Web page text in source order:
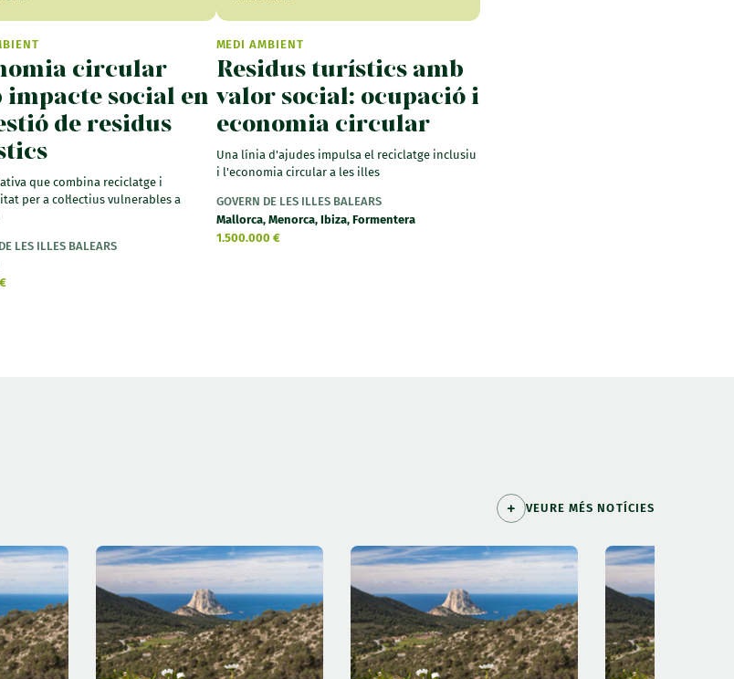
circular
impacte social en
de residus
que combina reciclatge i
per a col·lectius vulnerables a
LES ILLES BALEARS
MEDI AMBIENT
Residus turístics amb
valor social: ocupació i
economia circular
Una línia d'ajudes impulsa el reciclatge inclusiu
i l'economia circular a les illes
GOVERN DE LES ILLES BALEARS
Mallorca, Menorca, Ibiza, Formentera
1.500.000 €
VEURE MÉS NOTÍCIES